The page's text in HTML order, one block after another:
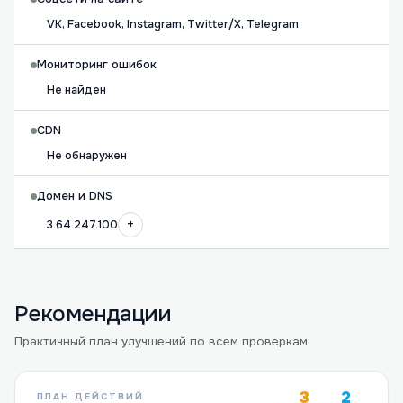
VK, Facebook, Instagram, Twitter/X, Telegram
Мониторинг ошибок
Не найден
CDN
Не обнаружен
Домен и DNS
3.64.247.100
+
Рекомендации
Практичный план улучшений по всем проверкам.
ПЛАН ДЕЙСТВИЙ 3 2